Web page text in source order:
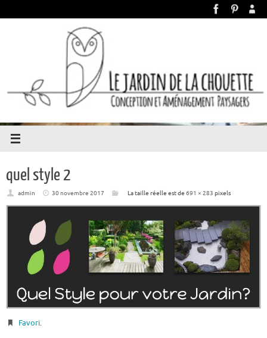
quel style 2
admin 30 novembre 2017 La taille réelle est de 691 × 283 pixels
Favori.